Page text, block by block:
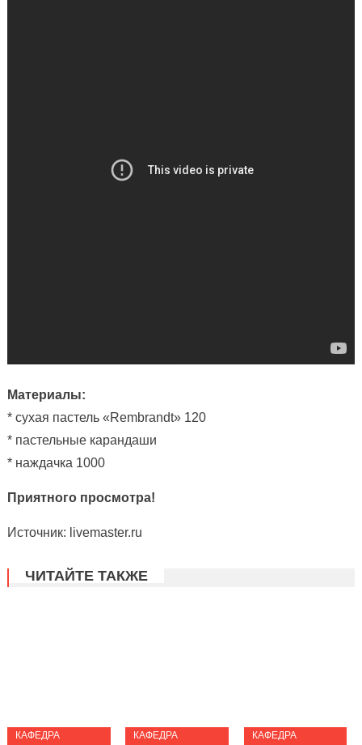
Материалы:
* сухая пастель «Rembrandt» 120
* пастельные карандаши
* наждачка 1000
Приятного просмотра!
Источник: livemaster.ru
ЧИТАЙТЕ ТАКЖЕ
КАФЕДРА
КАФЕДРА
КАФЕДРА